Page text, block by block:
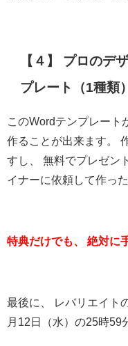
【４】 プロのデ
プレート（1種類）
このWordテンプレート
作ることが出来ます。
すし、 無料でプレゼン
イナーに依頼して作っ
特典だけでも、 絶対に
最後に、
レバリエイト
月12日（水）の25時59